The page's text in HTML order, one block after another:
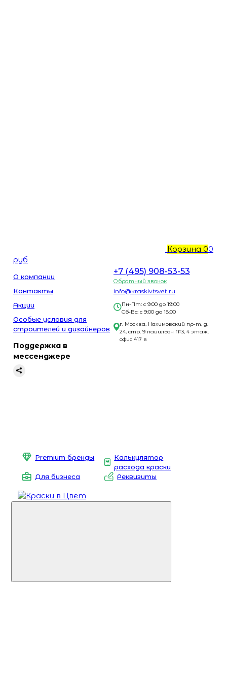
Корзина 00
руб
О компании
Контакты
Акции
Особые условия для
строителей и дизайнеров
Поддержка в
мессенджере
+7 (495) 908-53-53
Обратный звонок
info@kraskivtsvet.ru
Пн-Пт: с 9:00 до 19:00
Сб-Вс: с 9:00 до 18:00
г. Москва, Нахимовский пр-т, д.
24, стр. 9 павильон №3, 4 этаж.
офис 417 в
Premium бренды
Калькулятор
расхода краски
Для бизнеса
Реквизиты